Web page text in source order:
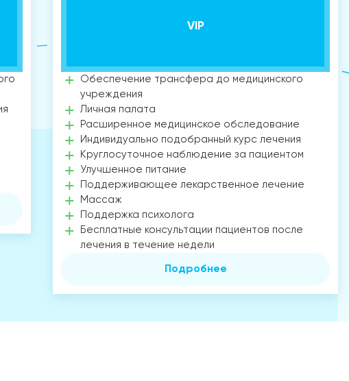
VIP
Обеспечение трансфера до медицинского
учреждения
Личная палата
Расширенное медицинское обследование
Индивидуально подобранный курс лечения
Круглосуточное наблюдение за пациентом
Улучшенное питание
Поддерживающее лекарственное лечение
Массаж
Поддержка психолога
Бесплатные консультации пациентов после
лечения в течение недели
Подробнее